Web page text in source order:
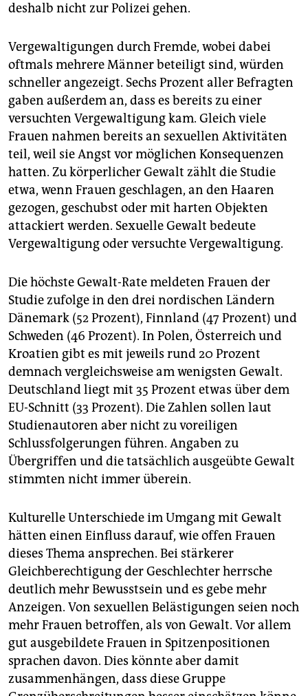
deshalb nicht zur Polizei gehen.
Vergewaltigungen durch Fremde, wobei dabei
oftmals mehrere Männer beteiligt sind, würden
schneller angezeigt. Sechs Prozent aller Befragten
gaben außerdem an, dass es bereits zu einer
versuchten Vergewaltigung kam. Gleich viele
Frauen nahmen bereits an sexuellen Aktivitäten
teil, weil sie Angst vor möglichen Konsequenzen
hatten. Zu körperlicher Gewalt zählt die Studie
etwa, wenn Frauen geschlagen, an den Haaren
gezogen, geschubst oder mit harten Objekten
attackiert werden. Sexuelle Gewalt bedeute
Vergewaltigung oder versuchte Vergewaltigung.
Die höchste Gewalt-Rate meldeten Frauen der
Studie zufolge in den drei nordischen Ländern
Dänemark (52 Prozent), Finnland (47 Prozent) und
Schweden (46 Prozent). In Polen, Österreich und
Kroatien gibt es mit jeweils rund 20 Prozent
demnach vergleichsweise am wenigsten Gewalt.
Deutschland liegt mit 35 Prozent etwas über dem
EU-Schnitt (33 Prozent). Die Zahlen sollen laut
Studienautoren aber nicht zu voreiligen
Schlussfolgerungen führen. Angaben zu
Übergriffen und die tatsächlich ausgeübte Gewalt
stimmten nicht immer überein.
Kulturelle Unterschiede im Umgang mit Gewalt
hätten einen Einfluss darauf, wie offen Frauen
dieses Thema ansprechen. Bei stärkerer
Gleichberechtigung der Geschlechter herrsche
deutlich mehr Bewusstsein und es gebe mehr
Anzeigen. Von sexuellen Belästigungen seien noch
mehr Frauen betroffen, als von Gewalt. Vor allem
gut ausgebildete Frauen in Spitzenpositionen
sprachen davon. Dies könnte aber damit
zusammenhängen, dass diese Gruppe